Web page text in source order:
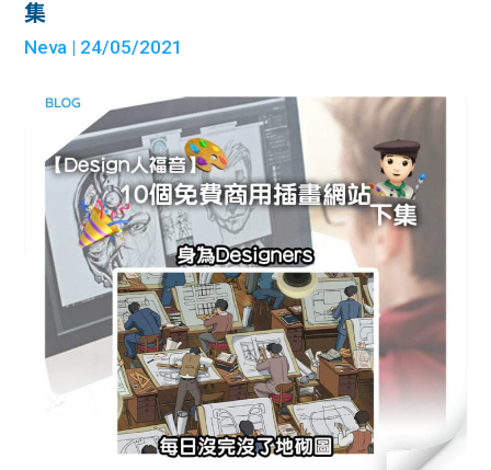
集
Neva | 24/05/2021